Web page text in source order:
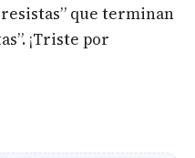
que terminan
¡Triste por